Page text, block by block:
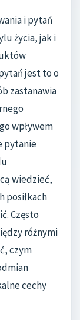
i pytań
życia, jak i
jest to o
zastanawia
wpływem
pytanie
wiedzieć,
posiłkach
Często
różnymi
czym
cechy